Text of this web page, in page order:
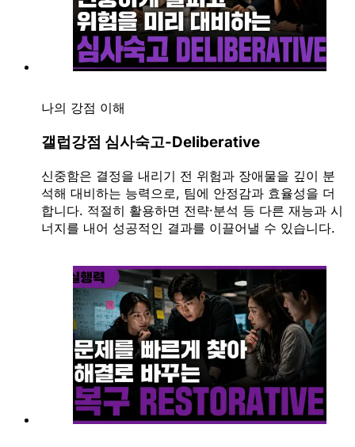
나의 강점 이해
갤럽강점 심사숙고-Deliberative
신중함은 결정을 내리기 전 위험과 장애물을 깊이 분
석해 대비하는 능력으로, 팀에 안정감과 효율성을 더
합니다. 적절히 활용하면 전략·분석 등 다른 재능과 시
너지를 내어 성공적인 결과를 이끌어낼 수 있습니다.